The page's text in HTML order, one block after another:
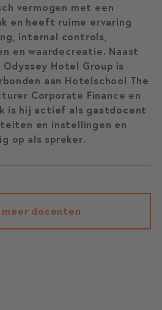
meer docenten
vermogen met een
en heeft ruime ervaring
internal controls,
en waardecreatie. Naast
Odyssey Hotel Group is
aan Hotelschool The
Corporate Finance en
is hij actief als gastdocent
en instellingen en
op als spreker.